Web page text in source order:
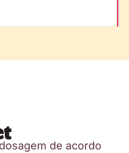
de acordo